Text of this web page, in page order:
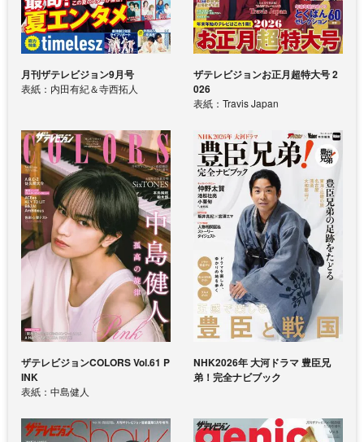
月刊ザテレビジョン9月号
表紙：内田有紀＆寺西拓人
ザテレビジョンお正月超特大号 2
026
表紙：Travis Japan
ザテレビジョンCOLORS Vol.61 P
INK
表紙：中島健人
NHK2026年 大河ドラマ 豊臣兄
弟！完全ナビブック